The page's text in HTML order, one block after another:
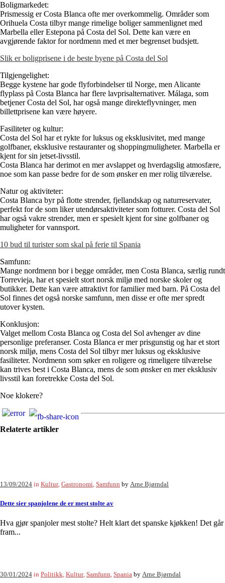
Boligmarkedet:
Prismessig er Costa Blanca ofte mer overkommelig. Områder som
Orihuela Costa tilbyr mange rimelige boliger sammenlignet med
Marbella eller Estepona på Costa del Sol. Dette kan være en
avgjørende faktor for nordmenn med et mer begrenset budsjett.
Slik er boligprisene i de beste byene på Costa del Sol
Tilgjengelighet:
Begge kystene har gode flyforbindelser til Norge, men Alicante
flyplass på Costa Blanca har flere lavprisalternativer. Málaga, som
betjener Costa del Sol, har også mange direkteflyvninger, men
billettprisene kan være høyere.
Fasiliteter og kultur:
Costa del Sol har et rykte for luksus og eksklusivitet, med mange
golfbaner, eksklusive restauranter og shoppingmuligheter. Marbella er
kjent for sin jetset-livsstil.
Costa Blanca har derimot en mer avslappet og hverdagslig atmosfære,
noe som kan passe bedre for de som ønsker en mer rolig tilværelse.
Natur og aktiviteter:
Costa Blanca byr på flotte strender, fjellandskap og naturreservater,
perfekt for de som liker utendørsaktiviteter som fotturer. Costa del Sol
har også vakre strender, men er spesielt kjent for sine golfbaner og
muligheter for vannsport.
10 bud til turister som skal på ferie til Spania
Samfunn:
Mange nordmenn bor i begge områder, men Costa Blanca, særlig rundt
Torrevieja, har et spesielt stort norsk miljø med norske skoler og
butikker. Dette kan være attraktivt for familier med barn. På Costa del
Sol finnes det også norske samfunn, men disse er ofte mer spredt
utover kysten.
Konklusjon:
Valget mellom Costa Blanca og Costa del Sol avhenger av dine
personlige preferanser. Costa Blanca er mer prisgunstig og har et stort
norsk miljø, mens Costa del Sol tilbyr mer luksus og eksklusive
fasiliteter. Nordmenn som søker en roligere og rimeligere tilværelse
kan trives best i Costa Blanca, mens de som ønsker en mer eksklusiv
livsstil kan foretrekke Costa del Sol.
Noe klokere?
Relaterte artikler
13/09/2024 in Kultur, Gastronomi Samfunn by Arne Bjørndal
Dette sier spanjolene de er mest stolte av
Hva gjør spanjoler mest stolte? Helt klart det spanske kjøkken! Det går
fram...
30/01/2024 in Politikk, Kultur, Samfunn, Spania by Arne Bjørndal